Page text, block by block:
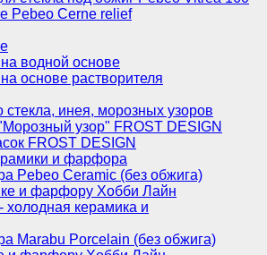
Pebeo Cerne relief
водной основе
основе растворителя
инея, морозных узоров
узор" FROST DESIGN
FROST DESIGN
и фарфора
Pebeo Ceramic (без обжига)
и фарфору Хобби Лайн
холодная керамика и
Marabu Porcelain (без обжига)